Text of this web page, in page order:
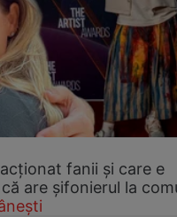
fanii și care e
are șifonierul la